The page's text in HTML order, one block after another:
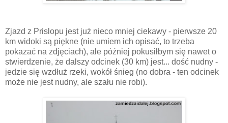
Zjazd z Prislopu jest już nieco mniej ciekawy - pierwsze 20
km widoki są piękne (nie umiem ich opisać, to trzeba
pokazać na zdjęciach), ale później pokusiłbym się nawet o
stwierdzenie, że dalszy odcinek (30 km) jest... dość nudny -
jedzie się wzdłuż rzeki, wokół śnieg (no dobra - ten odcinek
może nie jest nudny, ale szału nie robi).